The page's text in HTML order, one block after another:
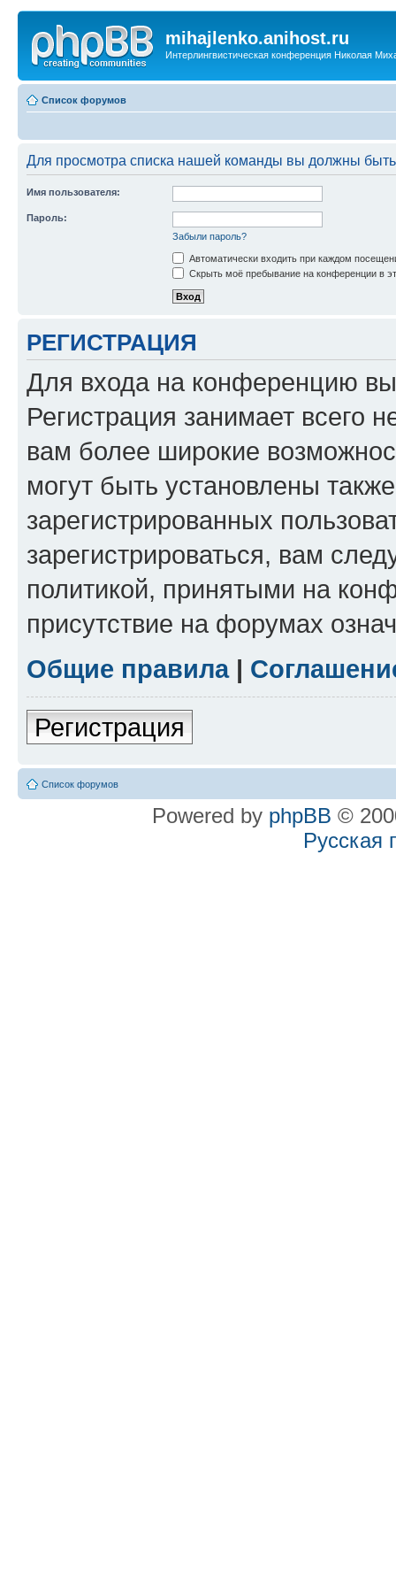
mihajlenko.anihost.ru
Интерлингвистическая конференция Николая
Список форумов
Для просмотра списка нашей команды вы должны
Имя пользователя:
Пароль:
Забыли пароль?
Автоматически входить при каждом
Скрыть моё пребывание на конференции в
РЕГИСТРАЦИЯ
Для входа на конференцию
Регистрация занимает всего
вам более широкие
могут быть установлены
зарегистрированных
зарегистрироваться, вам
политикой, принятыми на
присутствие на форумах
Общие правила|
Регистрация
Список форумов
Powered by phpBB ©
Русская